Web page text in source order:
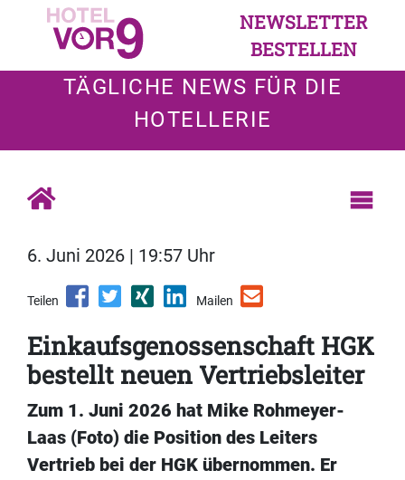
NEWSLETTER
BESTELLEN
TÄGLICHE NEWS FÜR DIE
HOTELLERIE
6. Juni 2026 | 19:57 Uhr
Teilen Mailen
Einkaufsgenossenschaft HGK
bestellt neuen Vertriebsleiter
Zum 1. Juni 2026 hat Mike Rohmeyer-
Laas (Foto) die Position des Leiters
Vertrieb bei der HGK übernommen. Er